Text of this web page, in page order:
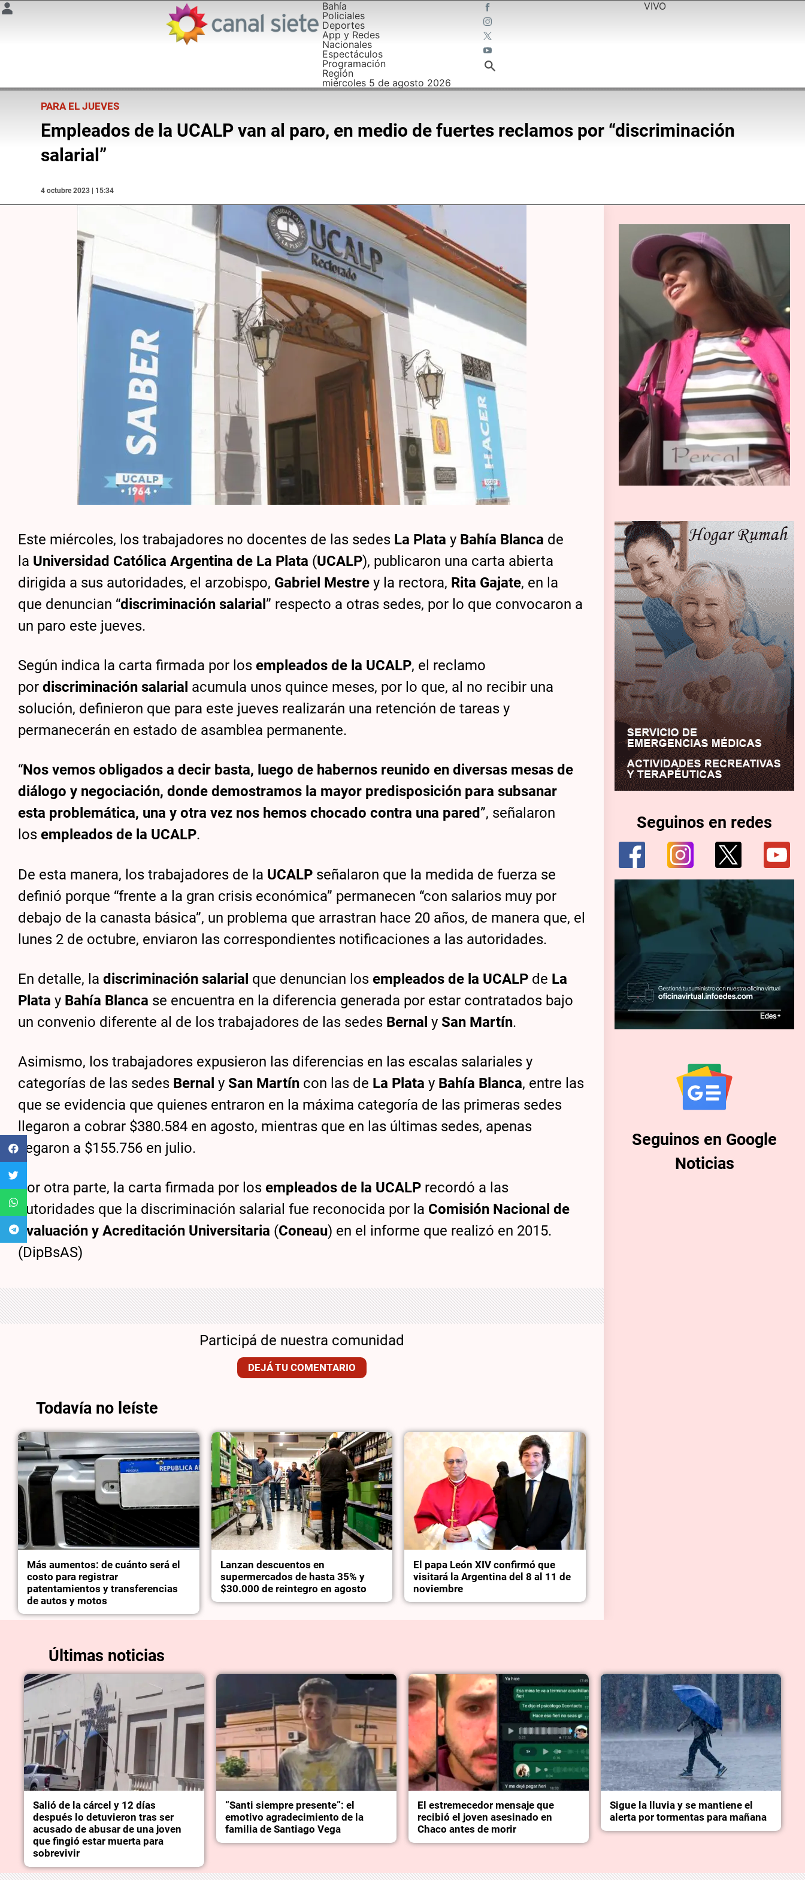
Bahía
Policiales
Deportes
App y Redes
Nacionales
Espectáculos
Programación
Región
miércoles 5 de agosto 2026
VIVO
PARA EL JUEVES
Empleados de la UCALP van al paro, en medio de fuertes reclamos por “discriminación
salarial”
4 octubre 2023 | 15:34
Este miércoles, los trabajadores no docentes de las sedes La Plata y Bahía Blanca de
la Universidad Católica Argentina de La Plata (UCALP), publicaron una carta abierta
dirigida a sus autoridades, el arzobispo, Gabriel Mestre y la rectora, Rita Gajate, en la
que denuncian “discriminación salarial ” respecto a otras sedes, por lo que convocaron a
un paro este jueves.
Según indica la carta firmada por losempleados de la UCALP, el reclamo
pordiscriminación salarial acumula unos quince meses, por lo que, al no recibir una
solución, definieron que para este jueves realizarán una retención de tareas y
permanecerán en estado de asamblea permanente.
“Nos vemos obligados a decir basta, luego de habernos reunido en diversas mesas de
diálogo y negociación, donde demostramos la mayor predisposición para subsanar
esta problemática, una y otra vez nos hemos chocado contra una pared ”, señalaron
losempleados de la UCALP.
De esta manera, los trabajadores de la UCALP señalaron que la medida de fuerza se
definió porque “frente a la gran crisis económica” permanecen “con salarios muy por
debajo de la canasta básica”, un problema que arrastran hace 20 años, de manera que, el
lunes 2 de octubre, enviaron las correspondientes notificaciones a las autoridades.
En detalle, ladiscriminación salarial que denuncian losempleados de la UCALP de La
Plata y Bahía Blanca se encuentra en la diferencia generada por estar contratados bajo
un convenio diferente al de los trabajadores de las sedes Bernal y San Martín.
Asimismo, los trabajadores expusieron las diferencias en las escalas salariales y
categorías de las sedes Bernaly San Martín con las de La Plata y Bahía Blanca, entre las
que se evidencia que quienes entraron en la máxima categoría de las primeras sedes
llegaron a cobrar $380.584 en agosto, mientras que en las últimas sedes, apenas
llegaron a $155.756 en julio.
Por otra parte, la carta firmada por los empleados de la UCALP recordó a las
autoridades que la discriminación salarial fue reconocida por la Comisión Nacional de
Evaluación y Acreditación Universitaria (Coneau) en el informe que realizó en 2015.
(DipBsAS)
Participá de nuestra comunidad
DEJÁ TU COMENTARIO
Todavía no leíste
Más aumentos: de cuánto será el
costo para registrar
patentamientos y transferencias
de autos y motos
Lanzan descuentos en
supermercados de hasta 35% y
$30.000 de reintegro en agosto
El papa León XIV confirmó que
visitará la Argentina del 8 al 11 de
noviembre
Seguinos en redes
Seguinos en Google
Noticias
Últimas noticias
Salió de la cárcel y 12 días
después lo detuvieron tras ser
acusado de abusar de una joven
que fingió estar muerta para
sobrevivir
“Santi siempre presente”: el
emotivo agradecimiento de la
familia de Santiago Vega
El estremecedor mensaje que
recibió el joven asesinado en
Chaco antes de morir
Sigue la lluvia y se mantiene el
alerta por tormentas para mañana